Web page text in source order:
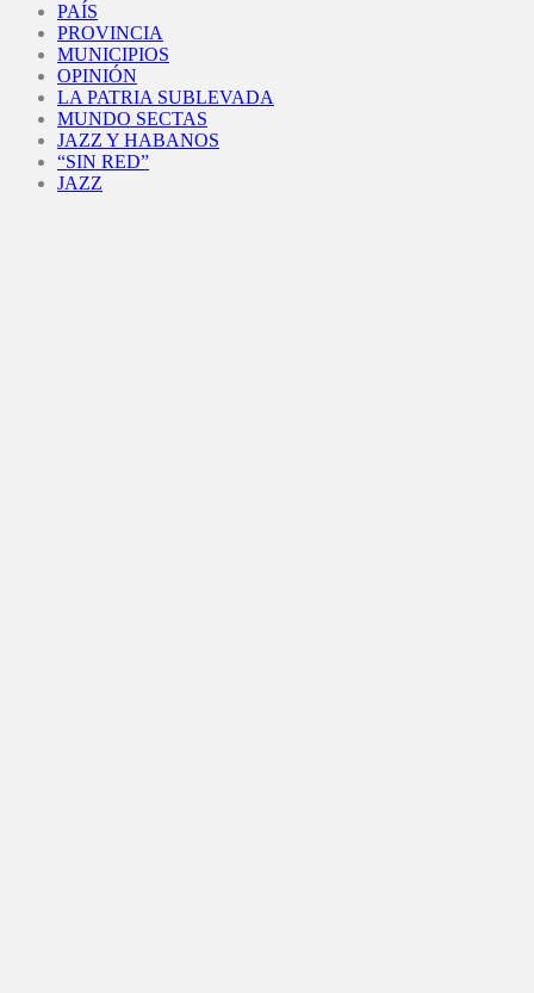
PAÍS
PROVINCIA
MUNICIPIOS
OPINIÓN
LA PATRIA SUBLEVADA
MUNDO SECTAS
JAZZ Y HABANOS
“SIN RED”
JAZZ